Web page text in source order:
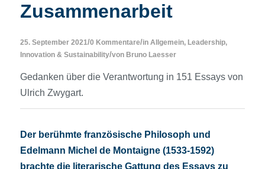
Zusammenarbeit
25. September 2021 /0 Kommentare/in Allgemein, Leadership,
Innovation & Sustainability/von Bruno Laesser
Gedanken über die Verantwortung in 151 Essays von
Ulrich Zwygart.
Der berühmte französische Philosoph und
Edelmann Michel de Montaigne (1533-1592)
brachte die literarische Gattung des Essays zu